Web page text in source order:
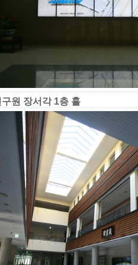
원 장서각 1층 홀